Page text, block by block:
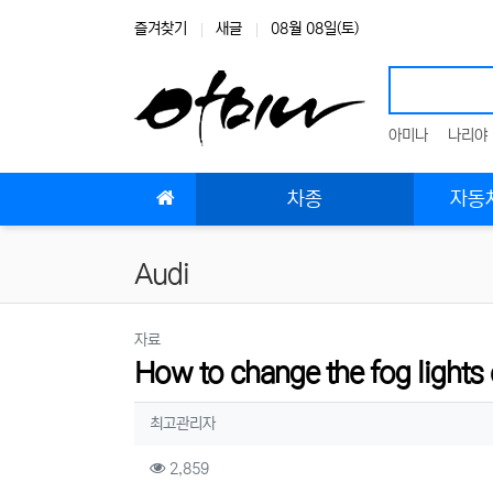
즐겨찾기 새글 08월 08일(토)
아미나 나리야
차종 자동
Audi
자료
How to change the fog
작성자 정보
최고관리자작성
컨텐츠 정보
2,859조회